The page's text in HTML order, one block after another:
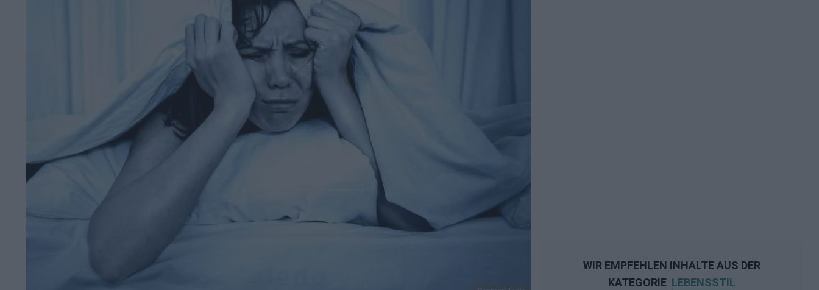
WIR EMPFEHLEN INHALTE AUS DER
KATEGORIE LEBENSSTIL